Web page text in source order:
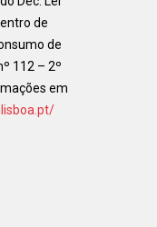
de
de
112 – 2º
em